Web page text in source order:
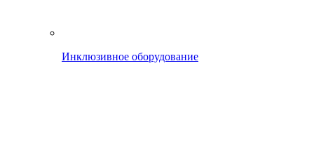
Инклюзивное оборудование